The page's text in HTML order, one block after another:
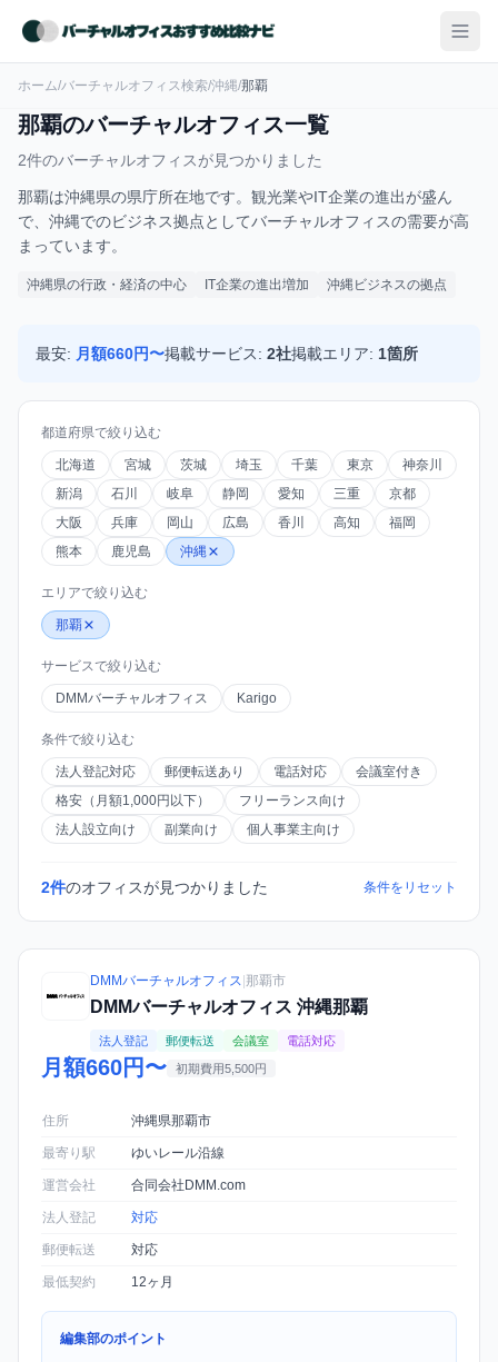
ホーム/バーチャルオフィス検索/沖縄/那覇
那覇のバーチャルオフィス一覧
2件のバーチャルオフィスが見つかりました
那覇は沖縄県の県庁所在地です。観光業やIT企業の進出が盛ん
で、沖縄でのビジネス拠点としてバーチャルオフィスの需要が高
まっています。
沖縄県の行政・経済の中心 IT企業の進出増加 沖縄ビジネスの拠点
最安: 月額660円〜掲載サービス: 2社掲載エリア: 1箇所
都道府県で絞り込む
北海道 宮城 茨城 埼玉 千葉 東京
神奈川
新潟
石川 岐阜 静岡 愛知 三重
京都
大阪
兵庫 岡山 広島 香川 高知
福岡
熊本
鹿児島 沖縄
エリアで絞り込む
那覇
サービスで絞り込む
DMMバーチャルオフィス Karigo
条件で絞り込む
法人登記対応 郵便転送あり 電話対応
会議室付き
格安（月額1,000円以下）
フリーランス向け
法人設立向け
副業向け 個人事業主向け
2件のオフィスが見つかりました 条件をリセット
DMMバーチャルオフィス 那覇市
DMMバーチャルオフィス 沖縄那覇
法人登記 郵便転送 会議室 電話対応
月額660円〜 初期費用5,500円
住所 沖縄県那覇市
最寄り駅 ゆいレール沿線
運営会社 合同会社DMM.com
法人登記 対応
郵便転送 対応
最低契約 12ヶ月
編集部のポイント